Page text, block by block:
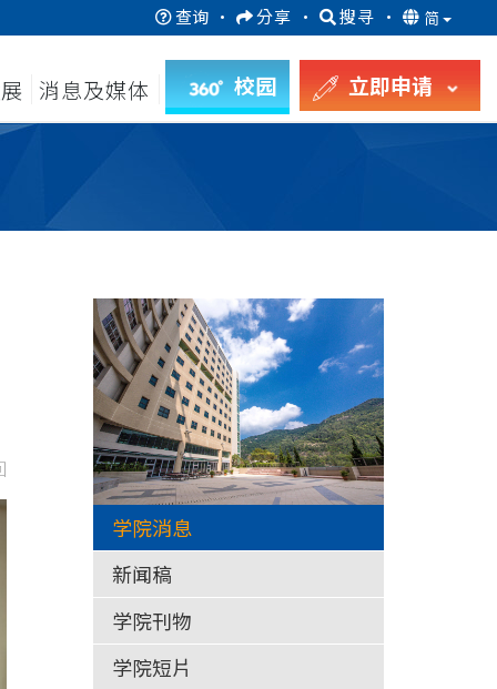
查询 · 分享 · 搜寻 · 简
消息及媒体 校园 立即申请
学院消息
新闻稿
学院刊物
学院短片